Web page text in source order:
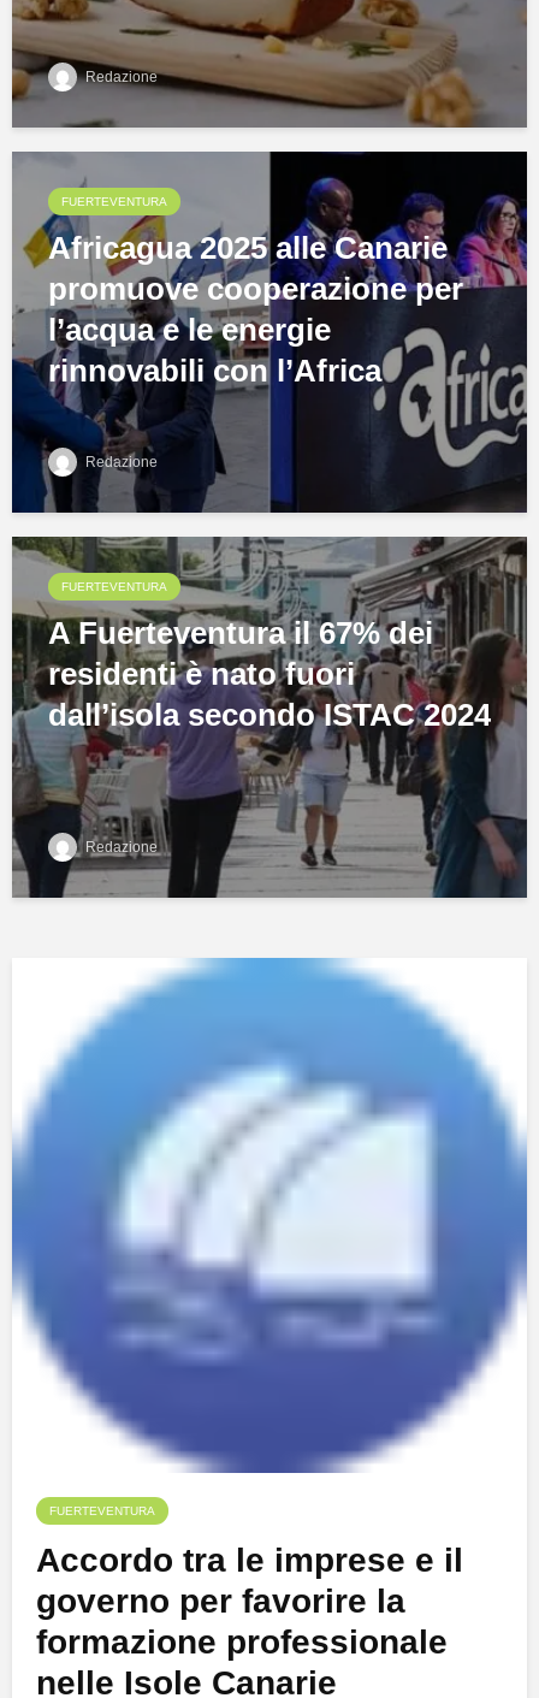
Redazione
FUERTEVENTURA
Africagua 2025 alle Canarie
promuove cooperazione per
l’acqua e le energie
rinnovabili con l’Africa
Redazione
FUERTEVENTURA
A Fuerteventura il 67% dei
residenti è nato fuori
dall’isola secondo ISTAC 2024
Redazione
FUERTEVENTURA
Accordo tra le imprese e il
governo per favorire la
formazione professionale
nelle Isole Canarie